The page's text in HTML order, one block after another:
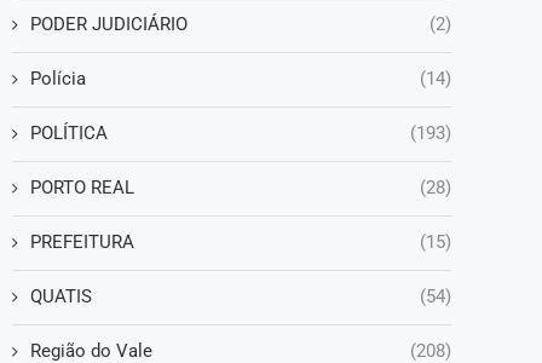
PODER JUDICIÁRIO (2)
Polícia (14)
POLÍTICA (193)
PORTO REAL (28)
PREFEITURA (15)
QUATIS (54)
Região do Vale (208)